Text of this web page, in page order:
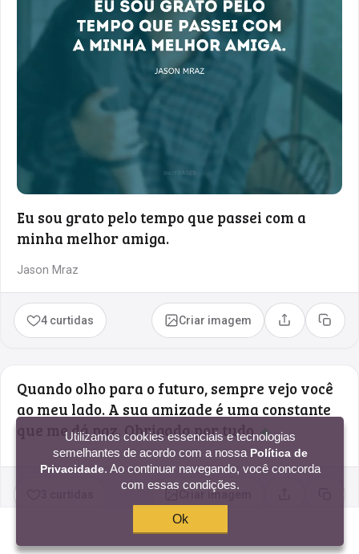
Eu sou grato pelo tempo que passei com a
minha melhor amiga.
Jason Mraz
4 curtidas Criar imagem Compartilhar
Copiar
Quando olho para o futuro, sempre vejo você
ao meu lado. A sua amizade é uma constante
que me dá paz. Obrigada por tudo.◆
Criar imagem Compartilhar
Copiar
Utilizamos cookies essenciais e tecnologias
semelhantes de acordo com a nossa Política de
Privacidade. Ao continuar navegando, você concorda
com essas condições.
Ok